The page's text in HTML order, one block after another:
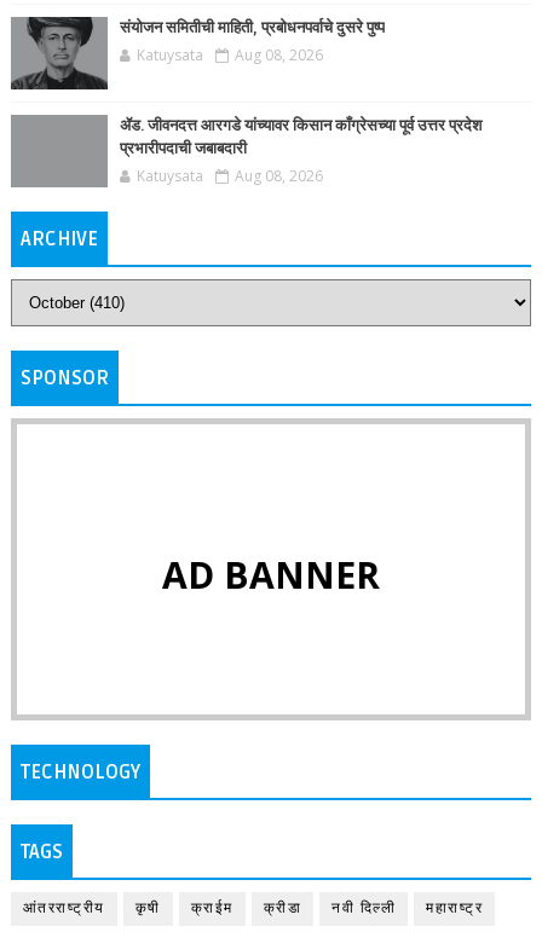
संयोजन समितीची माहिती, प्रबोधनपर्वाचे दुसरे पुष्प
Katuysata Aug 08, 2026
ॲड. जीवनदत्त आरगडे यांच्यावर किसान काँग्रेसच्या पूर्व उत्तर प्रदेश
प्रभारीपदाची जबाबदारी
Katuysata Aug 08, 2026
ARCHIVE
SPONSOR
AD BANNER
TECHNOLOGY
TAGS
आंतरराष्ट्रीय कृषी क्राईम क्रीडा नवी दिल्ली महाराष्ट्र